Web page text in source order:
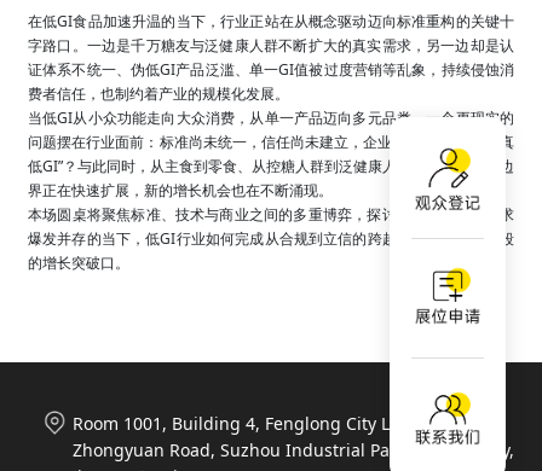
在低GI食品加速升温的当下，行业正站在从概念驱动迈向标准重构的关键十
字路口。一边是千万糖友与泛健康人群不断扩大的真实需求，另一边却是认
证体系不统一、伪低GI产品泛滥、单一GI值被过度营销等乱象，持续侵蚀消
费者信任，也制约着产业的规模化发展。
当低GI从小众功能走向大众消费，从单一产品迈向多元品类，一个更现实的
问题摆在行业面前：标准尚未统一，信任尚未建立，企业如何证明“我才是真
低GI”？与此同时，从主食到零食、从控糖人群到泛健康人群，低GI的应用边
界正在快速扩展，新的增长机会也在不断涌现。
本场圆桌将聚焦标准、技术与商业之间的多重博弈，探讨在信任缺失与需求
爆发并存的当下，低GI行业如何完成从合规到立信的跨越，并寻找下一阶段
的增长突破口。
Room 1001, Building 4, Fenglong City Life Plaza, 788
Zhongyuan Road, Suzhou Industrial Park, Suzhou City,